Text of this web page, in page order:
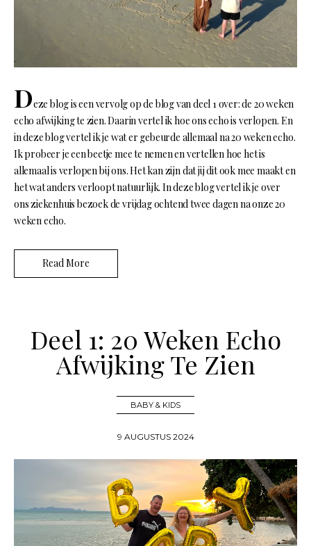
Deze blog is een vervolg op de blog van deel 1 over: de 20 weken
echo afwijking te zien. Daarin vertel ik hoe ons echo is verlopen. En
in deze blog vertel ik je wat er gebeurde allemaal na 20 weken echo.
Ik probeer je een beetje mee te nemen en vertellen hoe het is
allemaal is verlopen bij ons. Het kan zijn dat jij dit ook mee maakt en
het wat anders verloopt natuurlijk. In deze blog vertel ik je over
ons ziekenhuis bezoek de vrijdag ochtend twee dagen na onze 20
weken echo.
Read More
Deel 1: 20 Weken Echo
Afwijking Te Zien
BABY & KIDS
9 AUGUSTUS 2024